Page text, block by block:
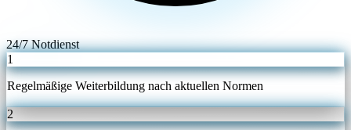
24/7 Notdienst
1
Regelmäßige Weiterbildung nach aktuellen Normen
2